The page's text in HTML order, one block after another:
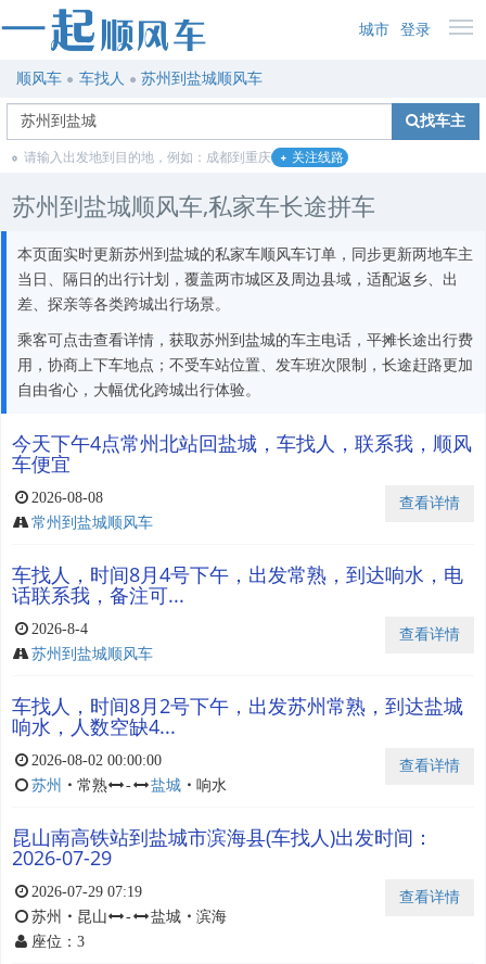
城市 登录
顺风车 车找人 苏州到盐城顺风车
找车主
请输入出发地到目的地，例如：成都到重庆 关注线路
苏州到盐城顺风车,私家车长途拼车
本页面实时更新苏州到盐城的私家车顺风车订单，同步更新两地车主
当日、隔日的出行计划，覆盖两市城区及周边县域，适配返乡、出
差、探亲等各类跨城出行场景。
乘客可点击查看详情，获取苏州到盐城的车主电话，平摊长途出行费
用，协商上下车地点；不受车站位置、发车班次限制，长途赶路更加
自由省心，大幅优化跨城出行体验。
今天下午4点常州北站回盐城，车找人，联系我，顺风
车便宜
查看详情
2026-08-08
常州到盐城顺风车
车找人，时间8月4号下午，出发常熟，到达响水，电
话联系我，备注可...
查看详情
2026-8-4
苏州到盐城顺风车
车找人，时间8月2号下午，出发苏州常熟，到达盐城
响水，人数空缺4...
查看详情
2026-08-02 00:00:00
苏州 ・ 常熟 - 盐城・ 响水
昆山南高铁站到盐城市滨海县(车找人)出发时间：
2026-07-29
查看详情
2026-07-29 07:19
苏州 ・ 昆山 - 盐城・ 滨海
座位：3